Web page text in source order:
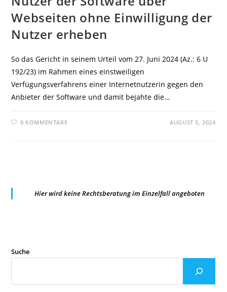
Webseiten ohne Einwilligung der
Nutzer erheben
So das Gericht in seinem Urteil vom 27. Juni 2024 (Az.: 6 U
192/23) im Rahmen eines einstweiligen
Verfügungsverfahrens einer Internetnutzerin gegen den
Anbieter der Software und damit bejahte die…
0 KOMMENTARE AUGUST 5, 2024
Hier wird keine Rechtsberatung im Einzelfall angeboten
Suche